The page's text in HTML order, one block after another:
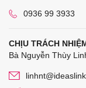
0936 99 3933
CHỊU TRÁCH
Bà Nguyễn Thùy